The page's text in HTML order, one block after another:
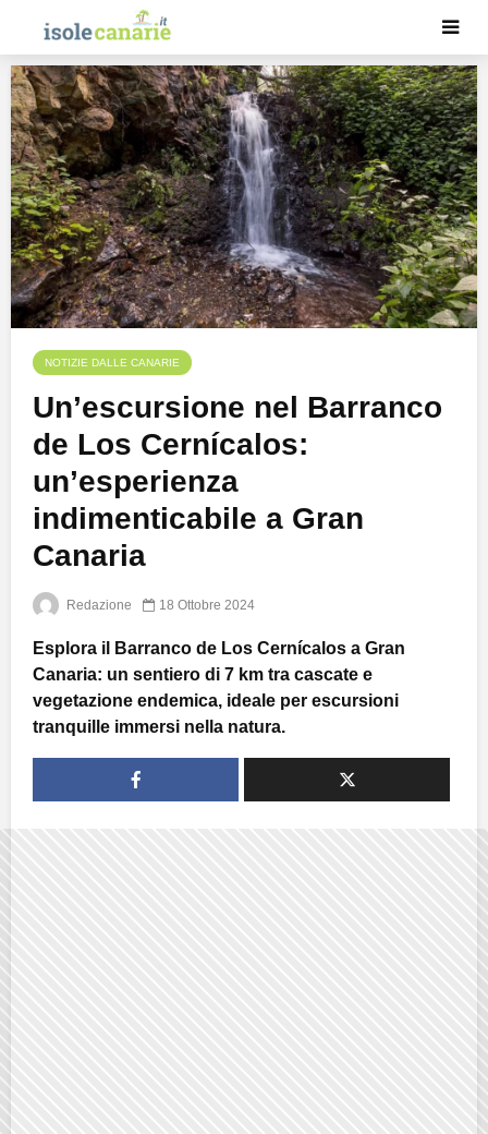
NOTIZIE DALLE CANARIE
Un’escursione nel Barranco
de Los Cernícalos:
un’esperienza
indimenticabile a Gran
Canaria
Redazione 18 Ottobre 2024
Esplora il Barranco de Los Cernícalos a Gran
Canaria: un sentiero di 7 km tra cascate e
vegetazione endemica, ideale per escursioni
tranquille immersi nella natura.